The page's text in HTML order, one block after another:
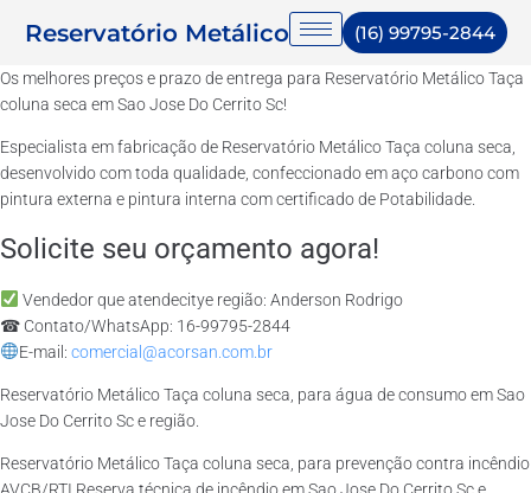
Reservatório Metálico (16) 99795-2844
Os melhores preços e prazo de entrega para Reservatório Metálico Taça
coluna seca em Sao Jose Do Cerrito Sc!
Especialista em fabricação de Reservatório Metálico Taça coluna seca,
desenvolvido com toda qualidade, confeccionado em aço carbono com
pintura externa e pintura interna com certificado de Potabilidade.
Solicite seu orçamento agora!
Vendedor que atendecitye região: Anderson Rodrigo
☎ Contato/WhatsApp: 16-99795-2844
E-mail: comercial@acorsan.com.br
Reservatório Metálico Taça coluna seca, para água de consumo em Sao
Jose Do Cerrito Sc e região.
Reservatório Metálico Taça coluna seca, para prevenção contra incêndio